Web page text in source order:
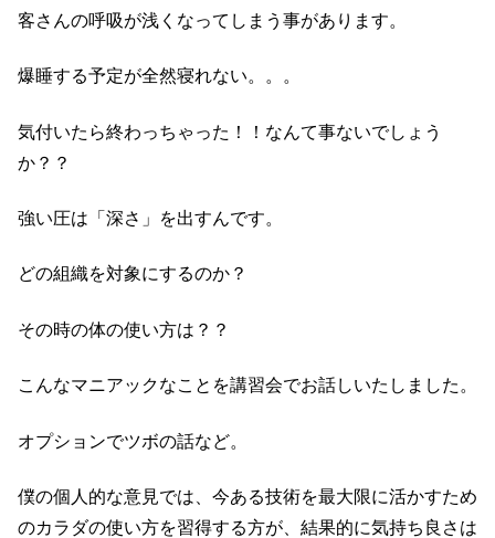
客さんの呼吸が浅くなってしまう事があります。
爆睡する予定が全然寝れない。。。
気付いたら終わっちゃった！！なんて事ないでしょう
か？？
強い圧は「深さ」を出すんです。
どの組織を対象にするのか？
その時の体の使い方は？？
こんなマニアックなことを講習会でお話しいたしました。
オプションでツボの話など。
僕の個人的な意見では、今ある技術を最大限に活かすため
のカラダの使い方を習得する方が、結果的に気持ち良さは